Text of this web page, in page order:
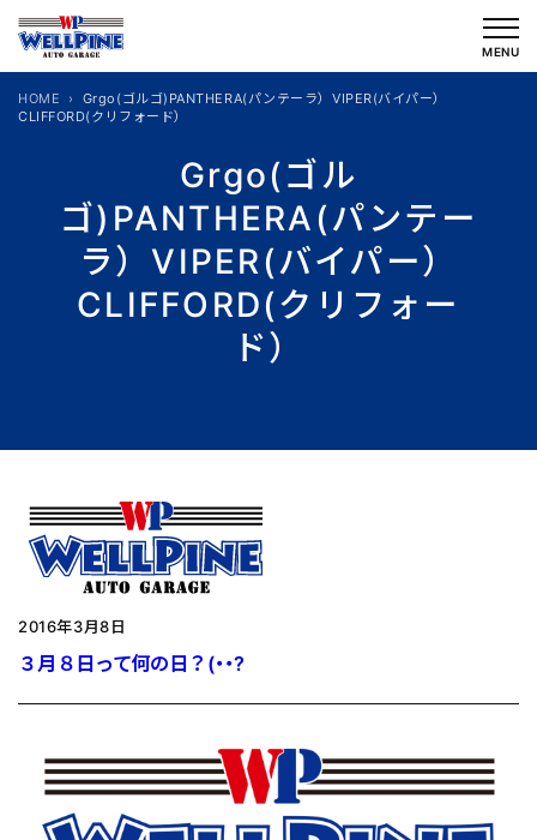
を
MENU
Grgo(ゴル
ゴ)PANTHERA(パンテー
ラ）VIPER(バイパー）
CLIFFORD(クリフォー
ド）
HOME
Grgo(ゴルゴ)PANTHERA(パンテーラ）VIPER(バイパー）
CLIFFORD(クリフォード）
2016年3月8日
３月８日って何の日？(・・?